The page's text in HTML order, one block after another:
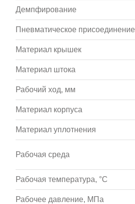
Демпфирование
Пневматическое присоединение
Материал крышек
Материал штока
Рабочий ход, мм
Материал корпуса
Материал уплотнения
Рабочая среда
Рабочая температура, °С
Рабочее давление, МПа